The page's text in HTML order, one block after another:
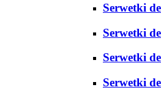
Serwetki
Serwetki
Serwetki
Serwetki